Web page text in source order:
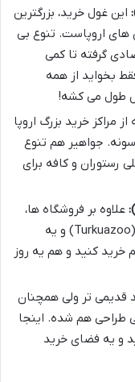
این غول خرید، بزرگترین
های اروپاست. تنوع بی
گرفته تا کمی
بخواید از همه
طول می کشه!
مراکز خرید بزرگ اروپا
جواهیر هم تنوع
رستوران و کافه برای
علاوه بر فروشگاه ها،
فروم استانبول یه آکواریوم بزرگ (Turkuazoo) و یه
خرید کنید و هم یه روز
قدیمی تر ولی همچنان
طراحی هم شده. اینجا
و یه فضای خرید